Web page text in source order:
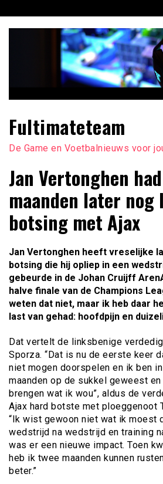
naar
Fultimateteam
De Game en Voetbalnieuws voor
Jan Vertonghen
maanden later nog
botsing met Ajax
Jan Vertonghen heeft vreselijke
botsing die hij opliep in een
gebeurde in de Johan Cruijff
halve finale van de Champions
weten dat niet, maar ik heb daar
last van gehad: hoofdpijn en
Dat vertelt de linksbenige
Sporza. “Dat is nu de eerste keer
niet mogen doorspelen en ik ben
maanden op de sukkel geweest
brengen wat ik wou”, aldus de
Ajax hard botste met ploeggenoot
“Ik wist gewoon niet wat ik moest
wedstrijd na wedstrijd en training
was er een nieuwe impact. Toen
heb ik twee maanden kunnen
beter.”